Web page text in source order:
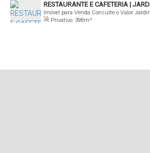
RESTAURANTE E CAFETERIA |
Consulte o Valor
Imóvel para Venda
Sul, Rio Grande do Sul, Brasil
Privativo: 398m²